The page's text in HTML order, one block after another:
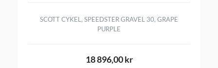
SCOTT CYKEL, SPEEDSTER GRAVEL 30, GRAPE
PURPLE
18 896,00 kr